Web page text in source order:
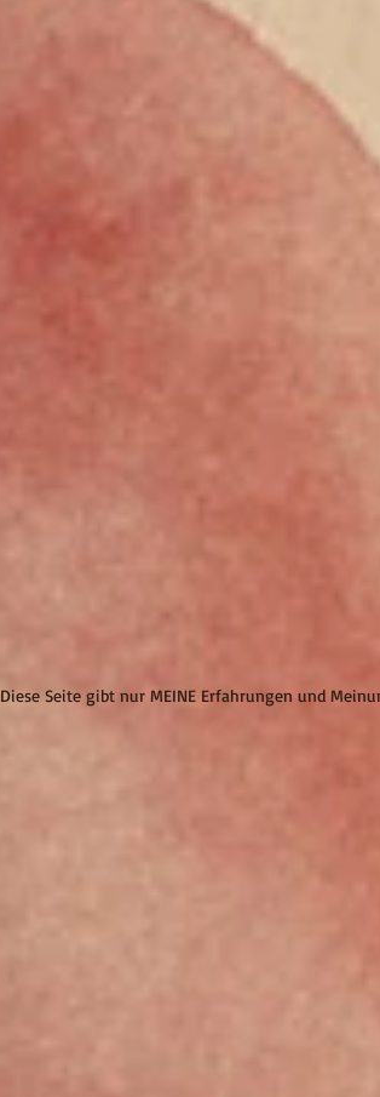
Diese Seite gibt nur MEINE Erfahrungen und